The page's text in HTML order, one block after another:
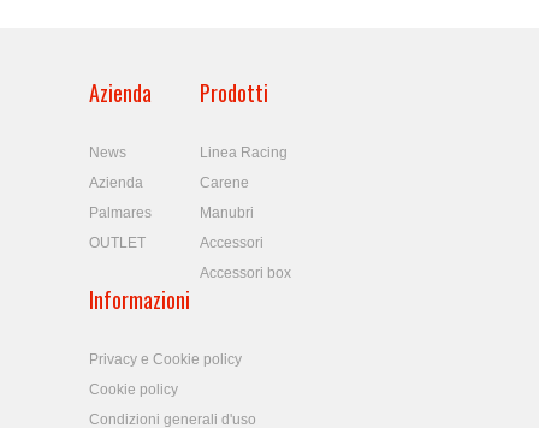
Azienda
News
Azienda
Palmares
OUTLET
Prodotti
Linea Racing
Carene
Manubri
Accessori
Accessori box
Informazioni
Privacy e Cookie policy
Cookie policy
Condizioni generali d'uso